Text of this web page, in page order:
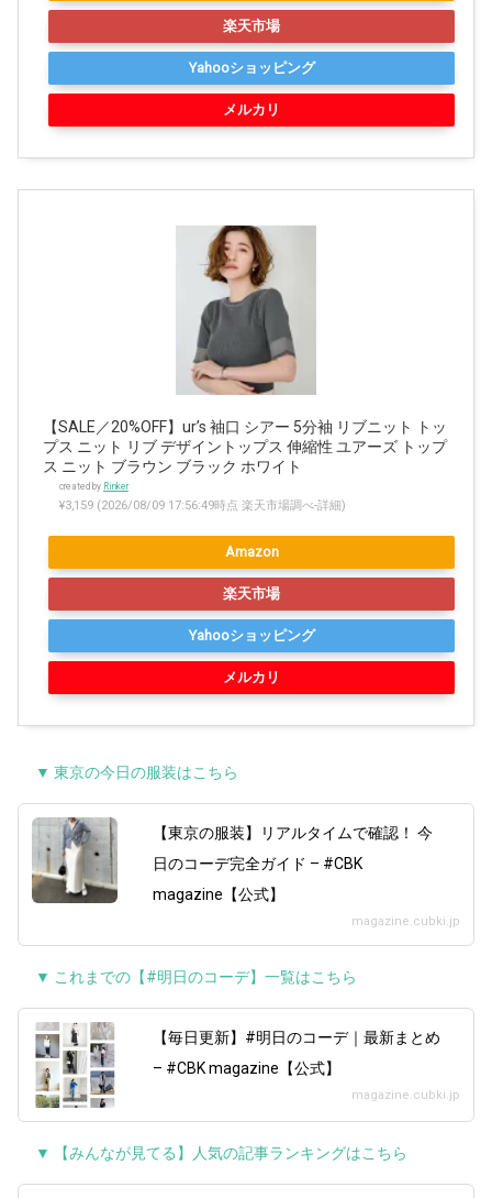
楽天市場
Yahooショッピング
メルカリ
【SALE／20%OFF】ur’s 袖口 シアー 5分袖 リブニット トッ
プス ニット リブ デザイントップス 伸縮性 ユアーズ トップ
ス ニット ブラウン ブラック ホワイト
created by Rinker
¥3,159 (2026/08/09 17:56:49時点 楽天市場調べ-詳細)
Amazon
楽天市場
Yahooショッピング
メルカリ
▼ 東京の今日の服装はこちら
【東京の服装】リアルタイムで確認！ 今
日のコーデ完全ガイド – #CBK
magazine【公式】
magazine.cubki.jp
▼ これまでの【#明日のコーデ】一覧はこちら
【毎日更新】#明日のコーデ｜最新まとめ
– #CBK magazine【公式】
magazine.cubki.jp
▼ 【みんなが見てる】人気の記事ランキングはこちら